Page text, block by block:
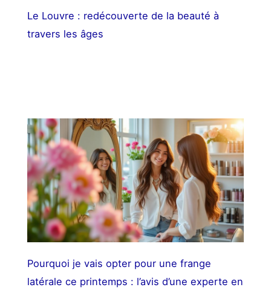
Le Louvre : redécouverte de la beauté à
travers les âges
Pourquoi je vais opter pour une frange
latérale ce printemps : l’avis d’une experte en